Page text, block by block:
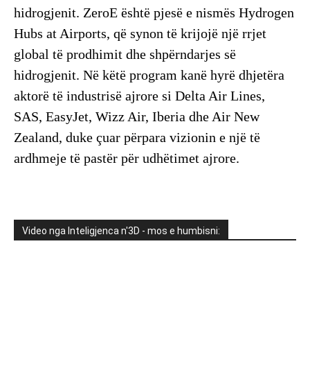
hidrogjenit. ZeroE është pjesë e nismës Hydrogen
Hubs at Airports, që synon të krijojë një rrjet
global të prodhimit dhe shpërndarjes së
hidrogjenit. Në këtë program kanë hyrë dhjetëra
aktorë të industrisë ajrore si Delta Air Lines,
SAS, EasyJet, Wizz Air, Iberia dhe Air New
Zealand, duke çuar përpara vizionin e një të
ardhmeje të pastër për udhëtimet ajrore.
Video nga Inteligjenca n'3D - mos e humbisni: